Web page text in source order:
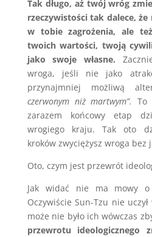
Tak długo, aż twój wróg
rzeczywistości tak dalece,
w tobie zagrożenia, ale
twoich wartości, twoją
jako swoje własne.
wroga, jeśli nie jako
przynajmniej możliwą
czerwonym niż martwym”. To
zarazem końcowy etap
wrogiego kraju. Tak oto
kroków zwyciężysz wroga bez
Oto, czym jest przewrót
Jak widać nie ma mowy o
Oczywiście Sun-Tzu nie
może nie było ich wówczas
przewrotu ideologicznego